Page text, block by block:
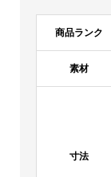
商品ランク
素材
寸法